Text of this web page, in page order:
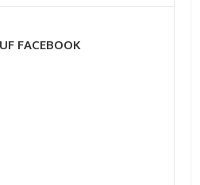
FACEBOOK